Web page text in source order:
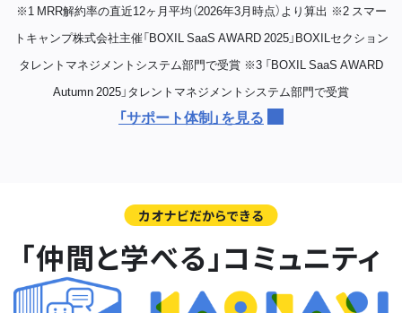
※1 MRR解約率の直近12ヶ月平均（2026年3月時点）より算出 ※2 スマー
トキャンプ株式会社主催「BOXIL SaaS AWARD 2025」BOXILセクション
タレントマネジメントシステム部門で受賞 ※3 「BOXIL SaaS AWARD
Autumn 2025」タレントマネジメントシステム部門で受賞
「サポート体制」を見る
カオナビだからできる
「仲間と学べる」コミュニティ